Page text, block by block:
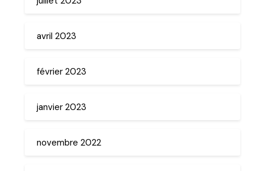
avril 2023
février 2023
janvier 2023
novembre 2022